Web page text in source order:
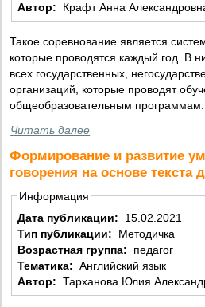
Автор:
Крафт Анна
Такое соревнование является
которые проводятся каждый год. В
всех государственных,
организаций, которые проводят
общеобразовательным программам.
Читать далее
Формирование и развитие
говорения на основе текста
Информация
Дата публикации:
15.02.2021
Тип публикации:
Методичка
Возрастная группа:
педагог
Тематика: Английский язык
Автор: Тарханова Юлия